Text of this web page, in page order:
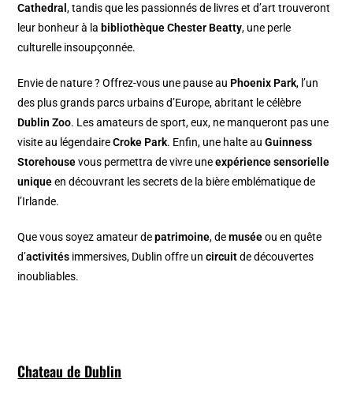
Cathedral, tandis que les passionnés de livres et d’art trouveront
leur bonheur à la bibliothèque Chester Beatty, une perle
culturelle insoupçonnée.
Envie de nature ? Offrez-vous une pause au Phoenix Park, l’un
des plus grands parcs urbains d’Europe, abritant le célèbre
Dublin Zoo. Les amateurs de sport, eux, ne manqueront pas une
visite au légendaireCroke Park. Enfin, une halte auGuinness
Storehousevous permettra de vivre uneexpérience sensorielle
uniqueen découvrant les secrets de la bière emblématique de
l’Irlande.
Que vous soyez amateur depatrimoine, demuséeou en quête
d’activités immersives, Dublin offre uncircuitde découvertes
inoubliables.
Chateau de Dublin